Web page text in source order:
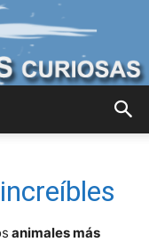
animales más